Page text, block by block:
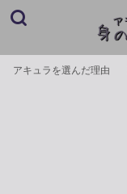
アキュラを選んだ理由